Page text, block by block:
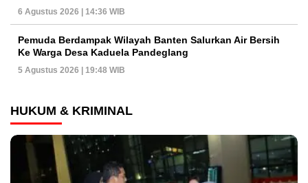
6 Agustus 2026 | 14:36 WIB
Pemuda Berdampak Wilayah Banten Salurkan Air Bersih
Ke Warga Desa Kaduela Pandeglang
5 Agustus 2026 | 19:48 WIB
HUKUM & KRIMINAL